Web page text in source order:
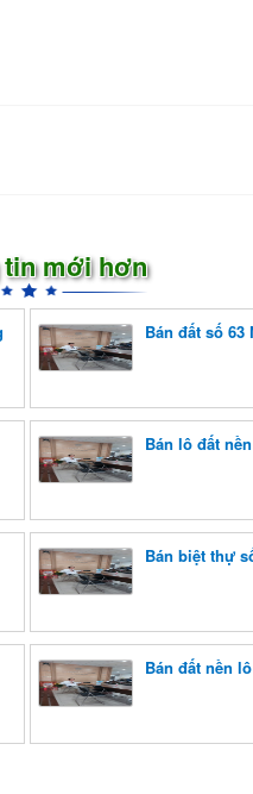
mới hơn
Bán đất số 63
Bán lô đất
Bán biệt thự
Bán đất nền